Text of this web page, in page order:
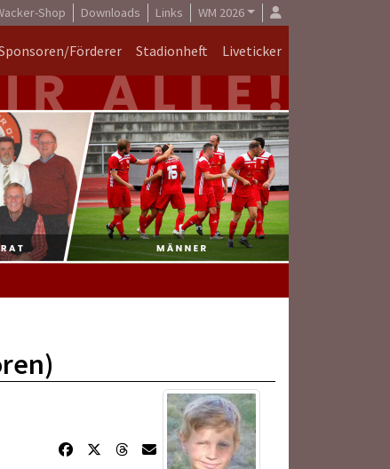
Shop Downloads Links WM 2026
Förderer Stadionheft Liveticker